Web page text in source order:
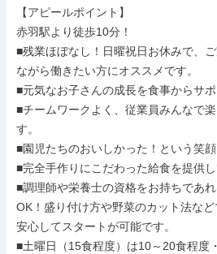
【アピールポイント】
赤羽駅より徒歩10分！
■残業ほぼなし！日曜祝日お休みで、
ながら働きたい方にオススメです。
■元気なお子さんの成長を食事からサポ
■チームワークよく、従業員みんなで
す。
■園児たちのおいしかった！という笑顔
■完全手作りにこだわった給食を提供し
■調理師や栄養士の資格をお持ちであ
OK！盛り付け方や野菜のカット法など
安心してスタートが可能です。
■土曜日（15食程度）は10～20食程度